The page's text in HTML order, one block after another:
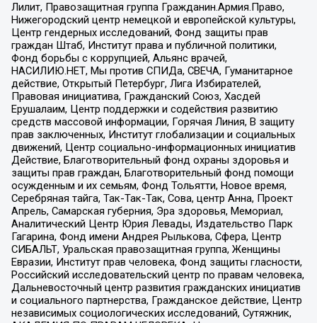
Лилит, Правозащитная группа Гражданин.Армия.Право,
Нижегородский центр немецкой и европейской культуры,
Центр гендерных исследований, Фонд защиты прав
граждан Штаб, Институт права и публичной политики,
Фонд борьбы с коррупцией, Альянс врачей,
НАСИЛИЮ.НЕТ, Мы против СПИДа, СВЕЧА, Гуманитарное
действие, Открытый Петербург, Лига Избирателей,
Правовая инициатива, Гражданский Союз, Хасдей
Ерушалаим, Центр поддержки и содействия развитию
средств массовой информации, Горячая Линия, В защиту
прав заключенных, Институт глобализации и социальных
движений, Центр социально-информационных инициатив
Действие, Благотворительный фонд охраны здоровья и
защиты прав граждан, Благотворительный фонд помощи
осужденным и их семьям, Фонд Тольятти, Новое время,
Серебряная тайга, Так-Так-Так, Сова, центр Анна, Проект
Апрель, Самарская губерния, Эра здоровья, Мемориал,
Аналитический Центр Юрия Левады, Издательство Парк
Гагарина, Фонд имени Андрея Рылькова, Сфера, Центр
СИБАЛЬТ, Уральская правозащитная группа, Женщины
Евразии, Институт прав человека, Фонд защиты гласности,
Российский исследовательский центр по правам человека,
Дальневосточный центр развития гражданских инициатив
и социального партнерства, Гражданское действие, Центр
независимых социологических исследований, Сутяжник,